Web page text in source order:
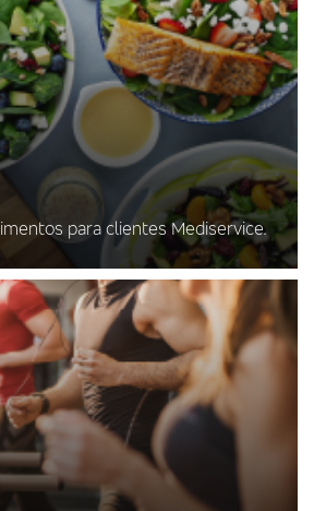
para clientes Mediservice.